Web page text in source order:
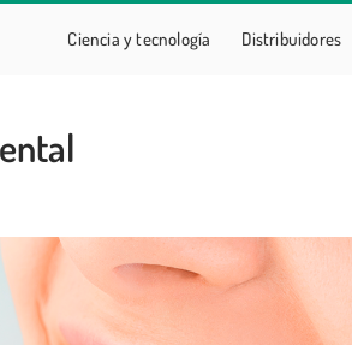
Ciencia y tecnología Distribuidores